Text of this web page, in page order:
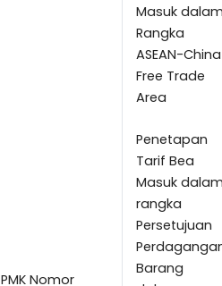
PMK Nomor
Masuk
Rangka
ASEAN-China
Free Trade
Area
Penetapan
Tarif Bea
Masuk
rangka
Persetujuan
Barang